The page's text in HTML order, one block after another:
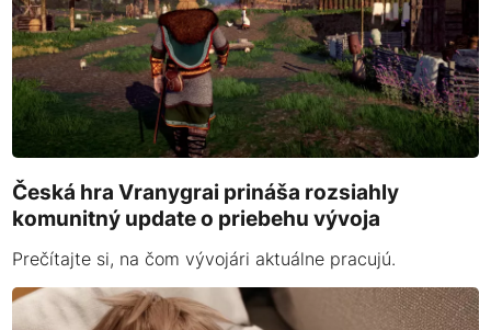
Česká hra Vranygrai prináša rozsiahly
komunitný update o priebehu vývoja
Prečítajte si, na čom vývojári aktuálne pracujú.